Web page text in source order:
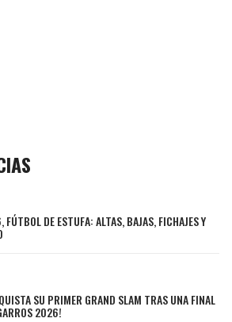
DE ESTUFA: ALTAS, BAJAS, FICHAJES Y
SU PRIMER GRAND SLAM TRAS UNA FINAL
2026!